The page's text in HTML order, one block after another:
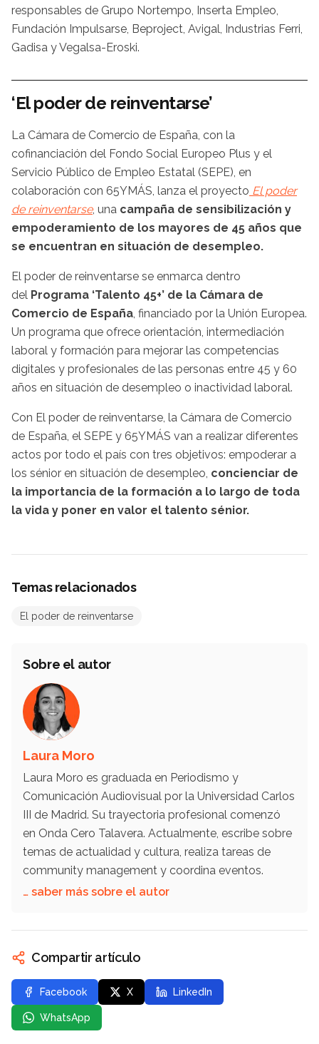
responsables de Grupo Nortempo, Inserta Empleo,
Fundación Impulsarse, Beproject, Avigal, Industrias Ferri,
Gadisa y Vegalsa-Eroski.
‘El poder de reinventarse’
La Cámara de Comercio de España, con la
cofinanciación del Fondo Social Europeo Plus y el
Servicio Público de Empleo Estatal (SEPE), en
colaboración con 65YMÁS, lanza el proyecto El poder
de reinventarse, una campaña de sensibilización y
empoderamiento de los mayores de 45 años que
se encuentran en situación de desempleo.
El poder de reinventarse se enmarca dentro
del Programa ‘Talento 45+’ de la Cámara de
Comercio de España, financiado por la Unión Europea.
Un programa que ofrece orientación, intermediación
laboral y formación para mejorar las competencias
digitales y profesionales de las personas entre 45 y 60
años en situación de desempleo o inactividad laboral.
Con El poder de reinventarse, la Cámara de Comercio
de España, el SEPE y 65YMÁS van a realizar diferentes
actos por todo el país con tres objetivos: empoderar a
los sénior en situación de desempleo, concienciar de
la importancia de la formación a lo largo de toda
la vida y poner en valor el talento sénior.
Temas relacionados
El poder de reinventarse
Sobre el autor
Laura Moro
Laura Moro es graduada en Periodismo y
Comunicación Audiovisual por la Universidad Carlos
III de Madrid. Su trayectoria profesional comenzó
en Onda Cero Talavera. Actualmente, escribe sobre
temas de actualidad y cultura, realiza tareas de
community management y coordina eventos.
… saber más sobre el autor
Compartir artículo
Facebook X LinkedIn
WhatsApp